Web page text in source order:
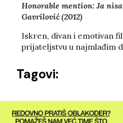
Honorable mention: Ja
Gavrilović (2012)
Iskren, divan i emotivan
prijateljstvu u najmlađim
Tagovi: